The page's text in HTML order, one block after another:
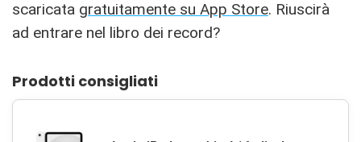
scaricata gratuitamente su App Store. Riuscirà
ad entrare nel libro dei record?
Prodotti consigliati